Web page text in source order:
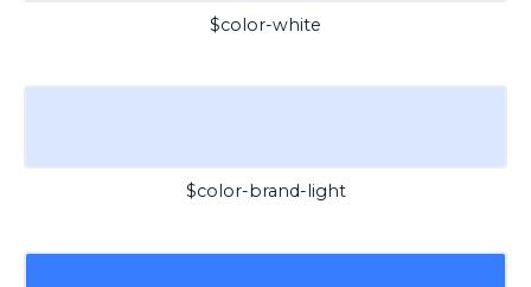
$color-white
$color-brand-light